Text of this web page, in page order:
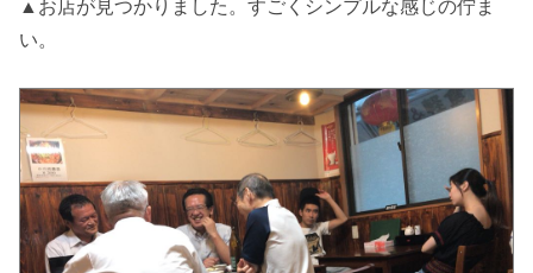
▲お店が見つかりました。すごくシンプルな感じの佇ま
い。